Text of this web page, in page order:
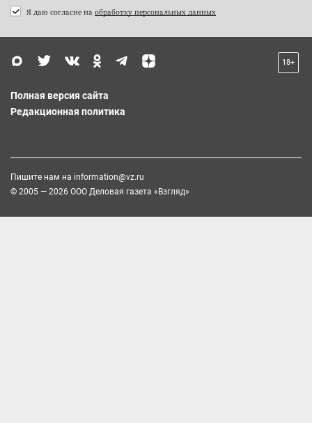
Я даю согласие на обработку персональных данных
18+
Полная версия сайта
Редакционная политика
Пишите нам на information@vz.ru
© 2005 — 2026 ООО Деловая газета «Взгляд»